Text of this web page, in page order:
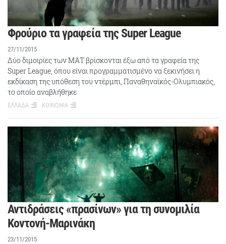
Φρούριο τα γραφεία της Super League
27/11/2015
Δύο διμοιρίες των ΜΑΤ βρίσκονται έξω από τα γραφεία της
Super League, όπου είναι προγραμματισμένο να ξεκινήσει η
εκδίκαση της υπόθεση του ντέρμπι, Παναθηναϊκός-Ολυμπιακός,
το οποίο αναβλήθηκε
ΕΛΛΑΔΑ ΚΟΙΝΩΝΙΑ
Αντιδράσεις «πρασίνων» για τη συνομιλία
Κοντονή-Μαρινάκη
23/11/2015